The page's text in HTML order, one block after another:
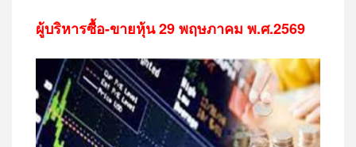
ผู้บริหารซื้อ-ขายหุ้น 29 พฤษภาคม พ.ศ.2569